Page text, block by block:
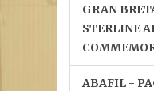
GRAN
STERLINE
ABAFIL -